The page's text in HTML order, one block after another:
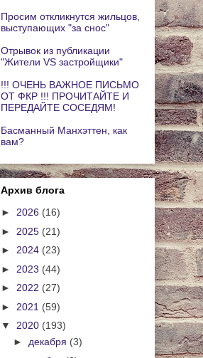
Просим откликнутся жильцов,
выступающих "за снос"
Отрывок из публикации
"Жители VS застройщики"
!!! ОЧЕНЬ ВАЖНОЕ ПИСЬМО
ОТ ФКР !!! ПРОЧИТАЙТЕ И
ПЕРЕДАЙТЕ СОСЕДЯМ!
Басманный Манхэттен, как
вам?
Архив блога
► 2026 (16)
► 2025 (21)
► 2024 (23)
► 2023 (44)
► 2022 (27)
► 2021 (59)
▼ 2020 (193)
► декабря (3)